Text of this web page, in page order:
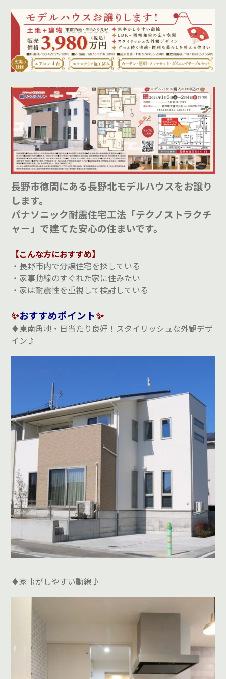
長野市徳間にある長野北モデルハウスをお譲り
します。
パナソニック耐震住宅工法「テクノストラクチ
ャー」で建てた安心の住まいです。
【こんな方におすすめ】
・長野市内で分譲住宅を探している
・家事動線のすぐれた家に住みたい
・家は耐震性を重視して検討している
✨おすすめポイント✨
♦東南角地・日当たり良好！スタイリッシュな外観デザ
イン♪
♦家事がしやすい動線♪